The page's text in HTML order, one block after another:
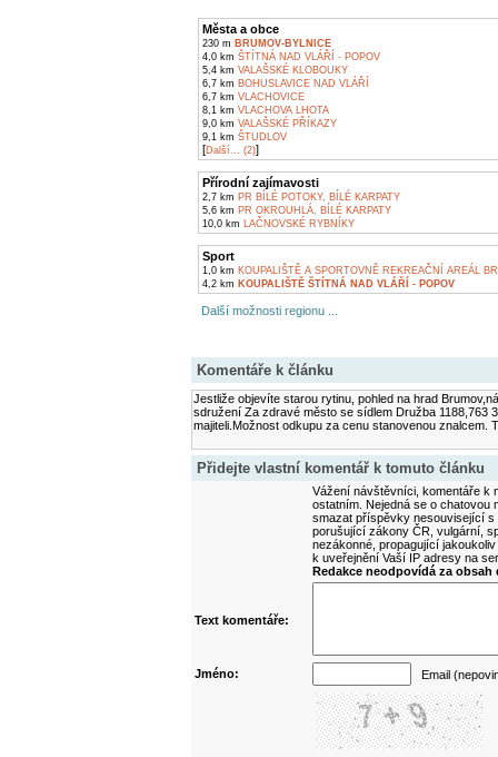
Města a obce
230 m BRUMOV-BYLNICE
4,0 km ŠTÍTNÁ NAD VLÁŘÍ - POPOV
5,4 km VALAŠSKÉ KLOBOUKY
6,7 km BOHUSLAVICE NAD VLÁŘÍ
6,7 km VLACHOVICE
8,1 km VLACHOVA LHOTA
9,0 km VALAŠSKÉ PŘÍKAZY
9,1 km ŠTUDLOV
[Další... (2)]
Přírodní zajímavosti
2,7 km PR BÍLÉ POTOKY, BÍLÉ KARPATY
5,6 km PR OKROUHLÁ, BÍLÉ KARPATY
10,0 km LAČNOVSKÉ RYBNÍKY
Sport
1,0 km KOUPALIŠTĚ A SPORTOVNĚ REKREAČNÍ AREÁL
4,2 km KOUPALIŠTĚ ŠTÍTNÁ NAD VLÁŘÍ - POPOV
Další možnosti regionu ...
Komentáře k článku
Jestliže objevíte starou rytinu, pohled na hrad
sdružení Za zdravé město se sídlem Družba 1188,763
majiteli.Možnost odkupu za cenu stanovenou znalcem.
Přidejte vlastní komentář k tomuto článku
Vážení návštěvníci, komentáře k
ostatním. Nejedná se o
smazat příspěvky nesouvisející
porušující zákony ČR, vulgární,
nezákonné, propagující
k uveřejnění Vaší IP adresy na
Redakce neodpovídá za
Text komentáře:
Jméno: Email